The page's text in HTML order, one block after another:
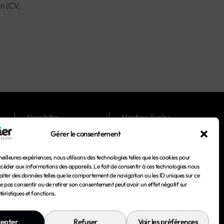
Gérer le consentement
expériences, nous utilisons des technologies telles que les cookies pour
aux informations des appareils. Le fait de consentir à ces technologies nous
des données telles que le comportement de navigation ou les ID uniques sur ce
pas consentir ou de retirer son consentement peut avoir un effet négatif sur
et fonctions.
Refuser Voir les préférences
(CV,
Newsletter
Magazines
Mentions légales
Conditions générales de
vente
Politique de confidentialité
Politique de cookies